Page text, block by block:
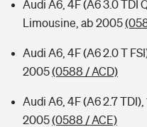
Audi A6, 4F (A6 3.0 TDI
Limousine, ab 2005
Audi A6, 4F (A6 2.0 T
2005(0588 / ACD)
Audi A6, 4F (A6 2.7
2005(0588 / ACE)